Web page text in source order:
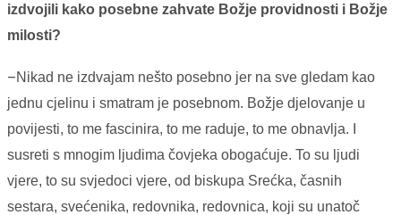
izdvojili kako posebne zahvate Božje providnosti i Božje
milosti?
–Nikad ne izdvajam nešto posebno jer na sve gledam kao
jednu cjelinu i smatram je posebnom. Božje djelovanje u
povijesti, to me fascinira, to me raduje, to me obnavlja. I
susreti s mnogim ljudima čovjeka obogaćuje. To su ljudi
vjere, to su svjedoci vjere, od biskupa Srećka, časnih
sestara, svećenika, redovnika, redovnica, koji su unatoč